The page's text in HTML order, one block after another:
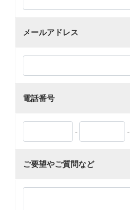
メールアドレス
電話番号
- -
ご要望やご質問など